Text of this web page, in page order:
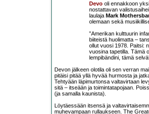
Devo oli ennakkoon
nostattavan
laulaja Mark
olemaan sekä
”Amerikan kulttuurin
biiteistä huolimatta –
ollut vuosi 1978. Paitsi:
vuosina tapetilla. Tämä
lempibändini, tämä selvä!
Devon jälkeen olotila oli sen verran
pitäisi pitää yllä hyvää hurmosta ja
Tehtyään läpimurtonsa valtavirtaan
sitä – itseään ja toimintatapojaan.
(ja samalla kaunista).
Löytäessään itsensä ja
muhevampaan rullaukseen. The